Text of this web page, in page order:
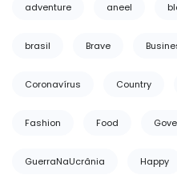
adventure aneel
brasil Brave
Coronavírus Country
Fashion Food
GuerraNaUcrânia Happy